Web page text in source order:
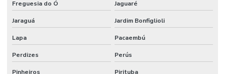
Etiquetas Bopp Adesiva Para Congelados
Etiquetas Bopp Adesiva Para Identificação De Produtos
Etiquetas Bopp Para Laboratório
Etiquetas Bopp Removíveis Paraná
Freguesia do Ó Jaguaré
Jaraguá Jardim Bonfiglioli
Lapa Pacaembú
Perdizes Perús
Pinheiros Pirituba